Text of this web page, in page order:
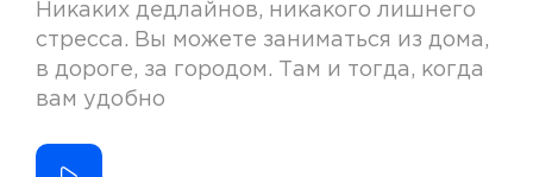
Никаких дедлайнов, никакого лишнего
стресса. Вы можете заниматься из дома,
в дороге, за городом. Там и тогда, когда
вам удобно